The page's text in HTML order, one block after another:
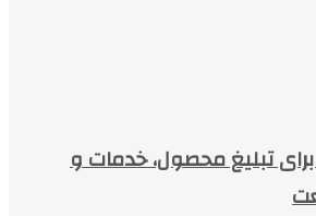
تبلیغ محصول، خدمات و